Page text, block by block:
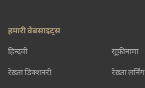
हमारी वेबसाइट्स
हिन्दवी सूफ़ीनामा
रेख़्ता डिक्शनरी रेख़्ता लर्निंग